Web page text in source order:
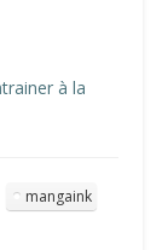
à la
mangaink